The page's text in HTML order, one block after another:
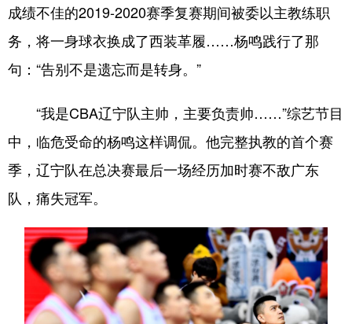
成绩不佳的2019-2020赛季复赛期间被委以主教练职
务，将一身球衣换成了西装革履……杨鸣践行了那
句：“告别不是遗忘而是转身。”
“我是CBA辽宁队主帅，主要负责帅……”综艺节目
中，临危受命的杨鸣这样调侃。他完整执教的首个赛
季，辽宁队在总决赛最后一场经历加时赛不敌广东
队，痛失冠军。